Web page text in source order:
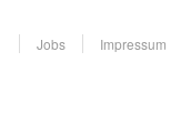
Jobs
Impressum